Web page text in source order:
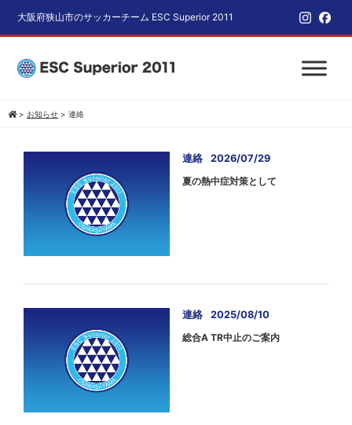
大阪府狭山市のサッカーチーム ESC Superior 2011
> お知らせ > 連絡
連絡
2026/07/29
夏の熱中症対策として
連絡
2025/08/10
総合A TR中止のご案内